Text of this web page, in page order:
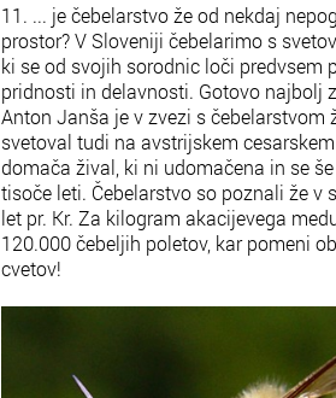
11. ... je čebelarstvo že od nekdaj
prostor? V Sloveniji čebelarimo s
ki se od svojih sorodnic loči predvsem
pridnosti in delavnosti. Gotovo najbolj
Anton Janša je v zvezi s čebelarstvom
svetoval tudi na avstrijskem
domača žival, ki ni udomačena in se
tisoče leti. Čebelarstvo so poznali že v
let pr. Kr. Za kilogram akacijevega
120.000 čebeljih poletov, kar pomeni
cvetov!